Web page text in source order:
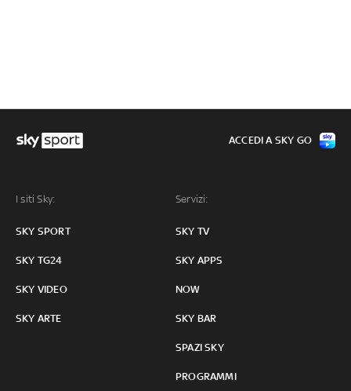
I siti Sky:
SKY SPORT
SKY TG24
SKY VIDEO
SKY ARTE
Servizi:
SKY TV
SKY APPS
NOW
SKY BAR
SPAZI SKY
PROGRAMMI
ACCEDI A SKY GO